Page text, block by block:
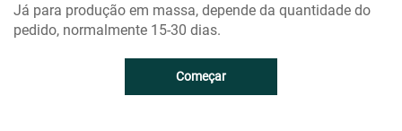
Já para produção em massa, depende da quantidade do
pedido, normalmente 15-30 dias.
Começar